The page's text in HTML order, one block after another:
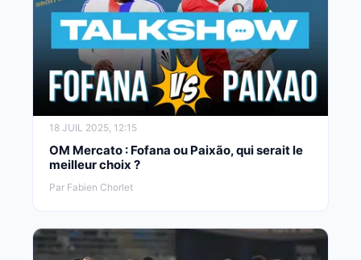
18 JUIL 2025, 12:15
OM Mercato : Fofana ou Paixão, qui serait le
meilleur choix ?
Par Fabien Chorlet